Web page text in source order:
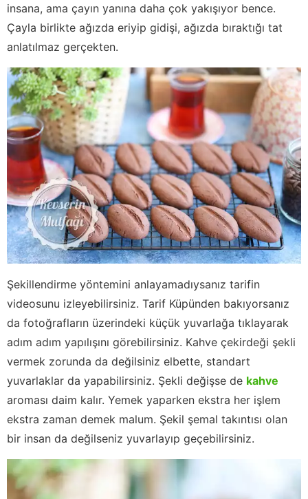
insana, ama çayın yanına daha çok yakışıyor bence.
Çayla birlikte ağızda eriyip gidişi, ağızda bıraktığı tat
anlatılmaz gerçekten.
Şekillendirme yöntemini anlayamadıysanız tarifin
videosunu izleyebilirsiniz. Tarif Küpünden bakıyorsanız
da fotoğrafların üzerindeki küçük yuvarlağa tıklayarak
adım adım yapılışını görebilirsiniz. Kahve çekirdeği şekli
vermek zorunda da değilsiniz elbette, standart
yuvarlaklar da yapabilirsiniz. Şekli değişse de kahve
aroması daim kalır. Yemek yaparken ekstra her işlem
ekstra zaman demek malum. Şekil şemal takıntısı olan
bir insan da değilseniz yuvarlayıp geçebilirsiniz.